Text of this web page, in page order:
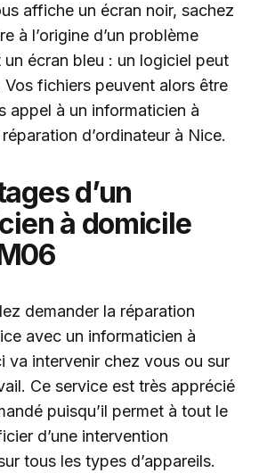
affiche un écran noir, sachez
à l’origine d’un problème
un écran bleu : un logiciel peut
fichiers peuvent alors être
appel à un informaticien à
d’ordinateur à Nice.
d’un
à domicile
demander la réparation
avec un informaticien à
va intervenir chez vous ou sur
Ce service est très apprécié
puisqu’il permet à tout le
d’une intervention
tous les types d’appareils.